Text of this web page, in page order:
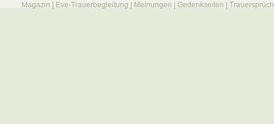
Magazin
Eve-Trauerbegleitung Meinungen Gedenkseiten